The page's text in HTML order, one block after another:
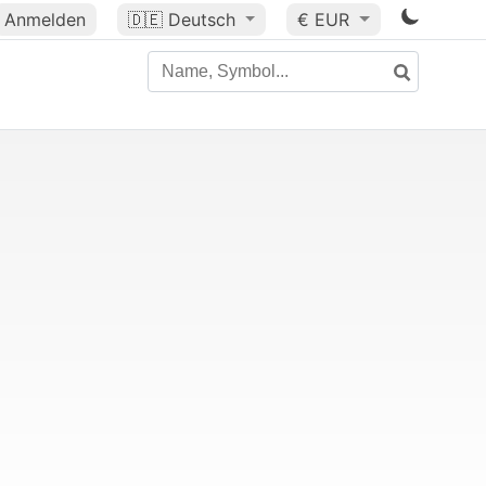
Anmelden 🇩🇪 Deutsch € EUR